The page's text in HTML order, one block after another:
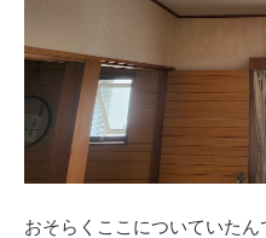
おそらくここについていたん